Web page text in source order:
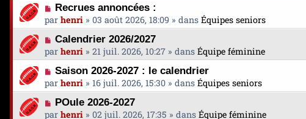
N
o
u
v
e
a
u
m
e
s
Recrues annoncées :
par henri » 03 août 2026, 18:09 » dans Équipes seniors
N
o
u
v
e
a
u
Calendrier 2026/2027
par henri » 21 juil. 2026, 10:27 » dans Équipe féminine
N
o
u
v
e
Saison 2026-2027 : le calendrier
par henri » 16 juil. 2026, 15:30 » dans Équipes seniors
N
o
POule 2026-2027
par henri » 02 juil. 2026, 17:35 » dans Équipe féminine